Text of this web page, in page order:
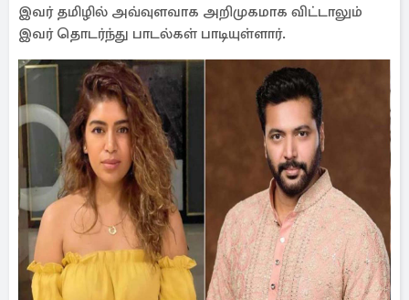
இவர் தமிழில் அவ்வுளவாக அறிமுகமாக விட்டாலும்
இவர் தொடர்ந்து பாடல்கள் பாடியுள்ளார்.